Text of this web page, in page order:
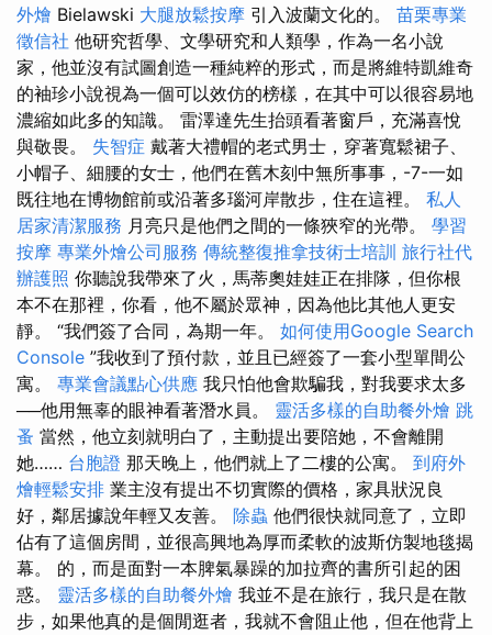
外燴 Bielawski 大腿放鬆按摩 引入波蘭文化的。 苗栗專業
徵信社 他研究哲學、文學研究和人類學，作為一名小說
家，他並沒有試圖創造一種純粹的形式，而是將維特凱維奇
的袖珍小說視為一個可以效仿的榜樣，在其中可以很容易地
濃縮如此多的知識。 雷澤達先生抬頭看著窗戶，充滿喜悅
與敬畏。 失智症 戴著大禮帽的老式男士，穿著寬鬆裙子、
小帽子、細腰的女士，他們在舊木刻中無所事事，-7-一如
既往地在博物館前或沿著多瑙河岸散步，住在這裡。 私人
居家清潔服務 月亮只是他們之間的一條狹窄的光帶。 學習
按摩 專業外燴公司服務 傳統整復推拿技術士培訓 旅行社代
辦護照 你聽說我帶來了火，馬蒂奧娃娃正在排隊，但你根
本不在那裡，你看，他不屬於眾神，因為他比其他人更安
靜。 “我們簽了合同，為期一年。 如何使用Google Search
Console ”我收到了預付款，並且已經簽了一套小型單間公
寓。 專業會議點心供應 我只怕他會欺騙我，對我要求太多
──他用無辜的眼神看著潛水員。 靈活多樣的自助餐外燴 跳
蚤 當然，他立刻就明白了，主動提出要陪她，不會離開
她…… 台胞證 那天晚上，他們就上了二樓的公寓。 到府外
燴輕鬆安排 業主沒有提出不切實際的價格，家具狀況良
好，鄰居據說年輕又友善。 除蟲 他們很快就同意了，立即
佔有了這個房間，並很高興地為厚而柔軟的波斯仿製地毯揭
幕。 的，而是面對一本脾氣暴躁的加拉齊的書所引起的困
惑。 靈活多樣的自助餐外燴 我並不是在旅行，我只是在散
步，如果他真的是個閒逛者，我就不會阻止他，但在他背上